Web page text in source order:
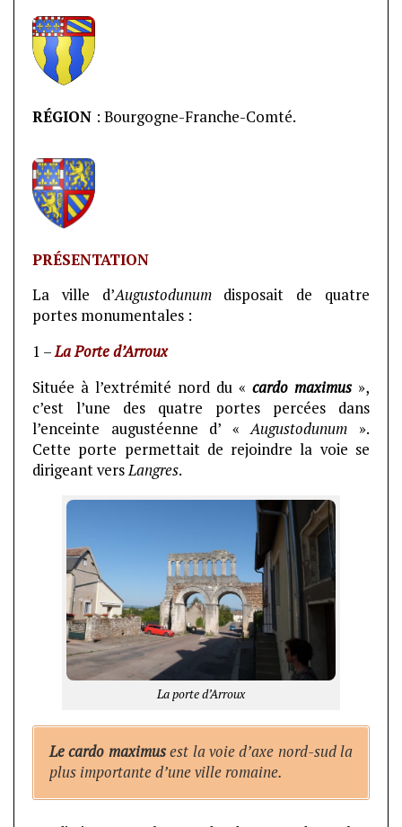
RÉGION : Bourgogne-Franche-Comté.
PRÉSENTATION
La ville d’Augustodunumdisposait de quatre
portes monumentales :
1 –La Porte d’Arroux
Située à l’extrémité nord du « cardo maximus»,
c’est l’une des quatre portes percées dans
l’enceinte augustéenne d’ «Augustodunum ».
Cette porte permettait de rejoindre la voie se
dirigeant versLangres.
La porte d’Arroux
Le cardo maximusest la voie d’axe nord-sud la
plus importante d’une ville romaine.